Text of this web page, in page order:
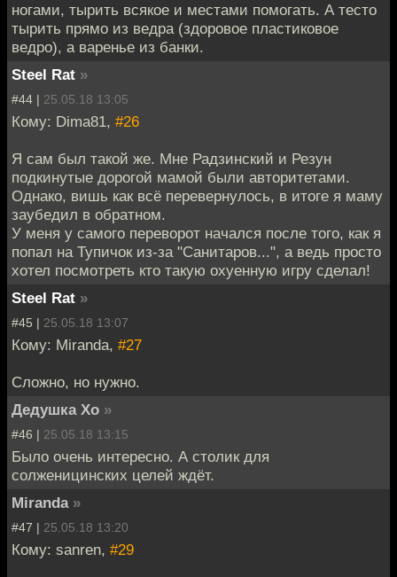
ногами, тырить всякое и местами помогать. А тесто
тырить прямо из ведра (здоровое пластиковое
ведро), а варенье из банки.
Steel Rat »
#44 | 25.05.18 13:05
Кому: Dima81, #26
Я сам был такой же. Мне Радзинский и Резун
подкинутые дорогой мамой были авторитетами.
Однако, вишь как всё перевернулось, в итоге я маму
заубедил в обратном.
У меня у самого переворот начался после того, как я
попал на Тупичок из-за "Санитаров...", а ведь просто
хотел посмотреть кто такую охуенную игру сделал!
Steel Rat »
#45 | 25.05.18 13:07
Кому: Miranda, #27
Сложно, но нужно.
Дедушка Хо »
#46 | 25.05.18 13:15
Было очень интересно. А столик для
солженицинских целей ждёт.
Miranda »
#47 | 25.05.18 13:20
Кому: sanren, #29